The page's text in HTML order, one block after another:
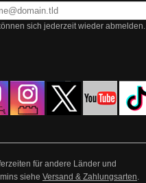
sich jederzeit wieder abmelden.
für andere Länder und
siehe Versand & Zahlungsarten.